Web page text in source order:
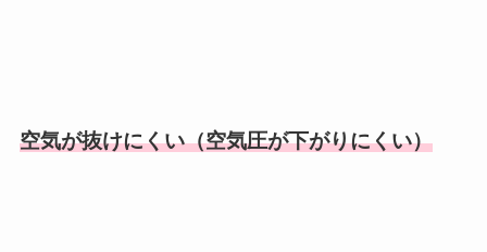
空気が抜けにくい（空気圧が下がりにくい）